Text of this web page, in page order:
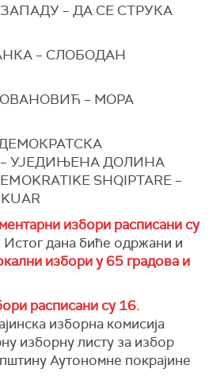
– ДА СЕ СТРУКА
– СЛОБОДАН
– МОРА
УЈЕДИЊЕНА ДОЛИНА
SHQIPTARE –
избори расписани су
Истог дана биће одржани и
избори у 65 градова и
расписани су 16.
изборна комисија
изборну листу за избор
Аутономне покрајине